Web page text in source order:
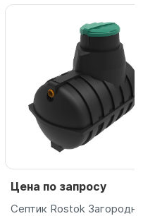
Цена по запросу
Септик Rostok